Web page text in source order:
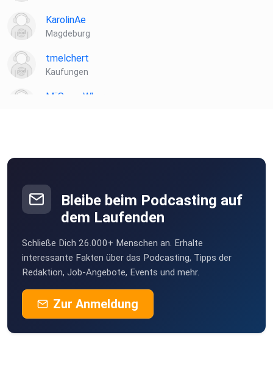
KarolinAe
Magdeburg
tmelchert
Kaufungen
MiiSomeWhere
Gößweinstein
ChrisHHbiker
Hamburg
taigaib8
Carolentini
arzbach
Bleibe beim Podcasting auf
dem Laufenden
Schließe Dich 26.000+ Menschen an. Erhalte
interessante Fakten über das Podcasting, Tipps der
Redaktion, Job-Angebote, Events und mehr.
Zur Anmeldung